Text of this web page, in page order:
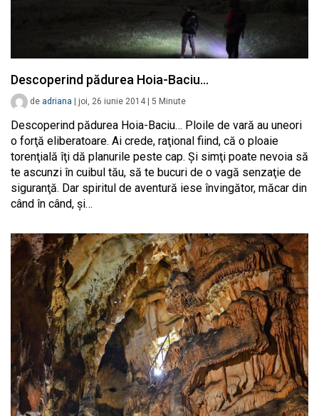
Descoperind pădurea Hoia-Baciu…
de adriana joi, 26 iunie 2014 5 Minute
Descoperind pădurea Hoia-Baciu… Ploile de vară au uneori
o forţă eliberatoare. Ai crede, raţional fiind, că o ploaie
torenţială îţi dă planurile peste cap. Şi simţi poate nevoia să
te ascunzi în cuibul tău, să te bucuri de o vagă senzaţie de
siguranţă. Dar spiritul de aventură iese învingător, măcar din
când în când, şi…